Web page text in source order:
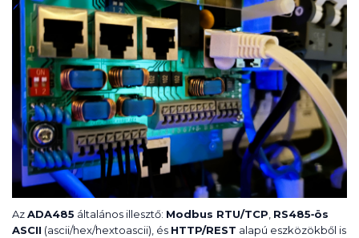
AzADA485 általános illesztő: Modbus RTU/TCP, RS485‑ös
ASCII (ascii/hex/hextoascii), és HTTP/REST alapú eszközökből is